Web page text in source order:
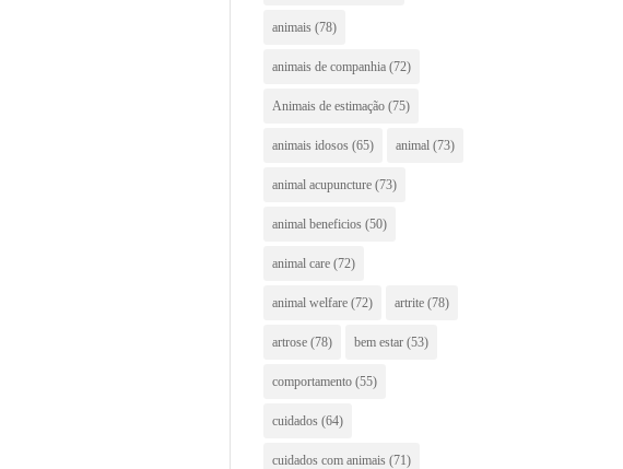
animais (78)
animais de companhia (72)
Animais de estimação (75)
animais idosos (65) animal (73)
animal acupuncture (73)
animal beneficios (50)
animal care (72)
animal welfare (72) artrite (78)
artrose (78) bem estar (53)
comportamento (55)
cuidados (64)
cuidados com animais (71)